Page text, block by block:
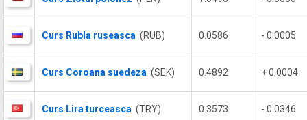
Curs Rubla ruseasca (RUB) 0.0586 - 0.0005
Curs Coroana suedeza (SEK) 0.4892 + 0.0004
Curs Lira turceasca (TRY) 0.3573 - 0.0346